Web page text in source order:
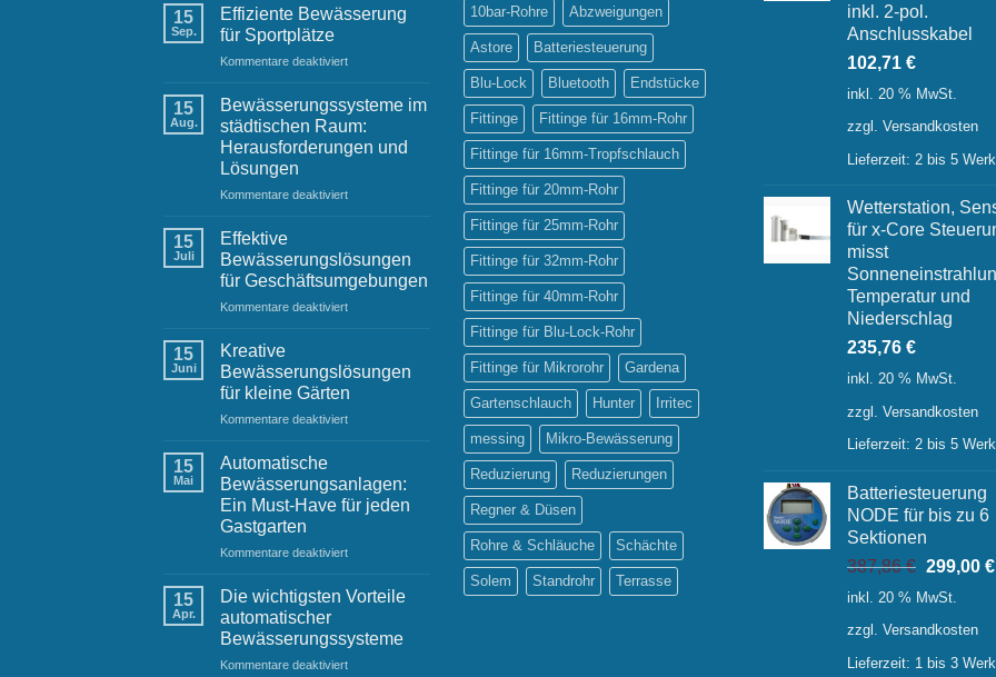
Terrassenbewässerung
15
Sep.
Effiziente Bewässerung
für Sportplätze
Kommentare deaktiviertfür
Bewässerung
für
Sportplätze
15
Aug.
Bewässerungssysteme im
städtischen Raum:
Herausforderungen und
Lösungen
Kommentare deaktiviertfür
Bewässerungssysteme
städtischen
Raum:
Herausforderungen
und
15
Juli
Effektive
Bewässerungslösungen
für Geschäftsumgebungen
Kommentare deaktiviertfür
Bewässerungslösungen
für
Geschäftsumgebungen
15
Juni
Kreative
Bewässerungslösungen
für kleine Gärten
Kommentare deaktiviertfür
Bewässerungslösungen
für
kleine
Gärten
15
Mai
Automatische
Bewässerungsanlagen:
Ein Must-Have für jeden
Gastgarten
Kommentare deaktiviertfür
Bewässerungsanlagen:
Have
für
15
Apr.
Die wichtigsten Vorteile
automatischer
Bewässerungssysteme
Kommentare deaktiviertfür
10bar-Rohre Abzweigungen
Astore Batteriesteuerung
Blu-Lock Bluetooth Endstücke
Fittinge Fittinge für 16mm-Rohr
Fittinge für 16mm-Tropfschlauch
Fittinge für 20mm-Rohr
Fittinge für 25mm-Rohr
Fittinge für 32mm-Rohr
Fittinge für 40mm-Rohr
Fittinge für Blu-Lock-Rohr
Fittinge für Mikrorohr Gardena
Gartenschlauch Hunter Irritec
messing Mikro-Bewässerung
Reduzierung Reduzierungen
Regner & Düsen
Rohre & Schläuche Schächte
Solem Standrohr Terrasse
inkl. 2-pol.
Anschlusskabel
102,71 €
inkl. 20 % MwSt.
zzgl. Versandkosten
Lieferzeit: 2 bis 5
Wetterstation,
für x-Core
misst
Temperatur und
Niederschlag
235,76 €
inkl. 20 % MwSt.
zzgl. Versandkosten
Lieferzeit: 2 bis 5
Batteriesteuerung
NODE für bis zu 6
Sektionen
387,86€
Preis
387,86 €
299,00 €
inkl. 20 % MwSt.
zzgl. Versandkosten
Lieferzeit: 1 bis 3